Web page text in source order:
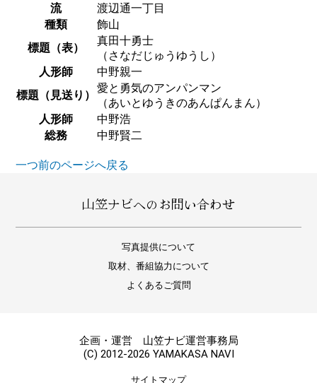
流
渡辺通一丁目
種類
飾山
標題（表）
真田十勇士
（さなだじゅうゆうし）
人形師
中野親一
標題（見送り）
愛と勇気のアンパンマン
（あいとゆうきのあんぱんまん）
人形師
中野浩
総務
中野賢二
一つ前のページへ戻る
山笠ナビへのお問い合わせ
写真提供について
取材、番組協力について
よくあるご質問
企画・運営 山笠ナビ運営事務局
(C) 2012-2026 YAMAKASA NAVI
サイトマップ